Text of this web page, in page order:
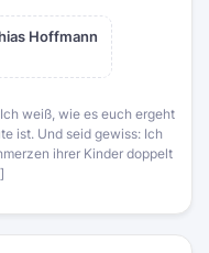
Hoffmann
weiß, wie es euch ergeht
ist. Und seid gewiss: Ich
ihrer Kinder doppelt